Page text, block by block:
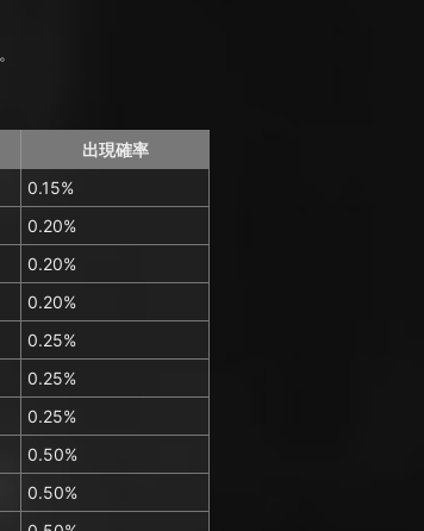
出現確率
0.15%
0.20%
0.20%
0.20%
0.25%
0.25%
0.25%
0.50%
0.50%